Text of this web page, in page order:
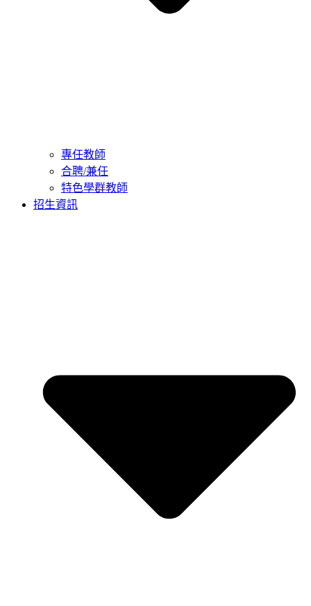
專任教師
合聘/兼任
特色學群教師
招生資訊